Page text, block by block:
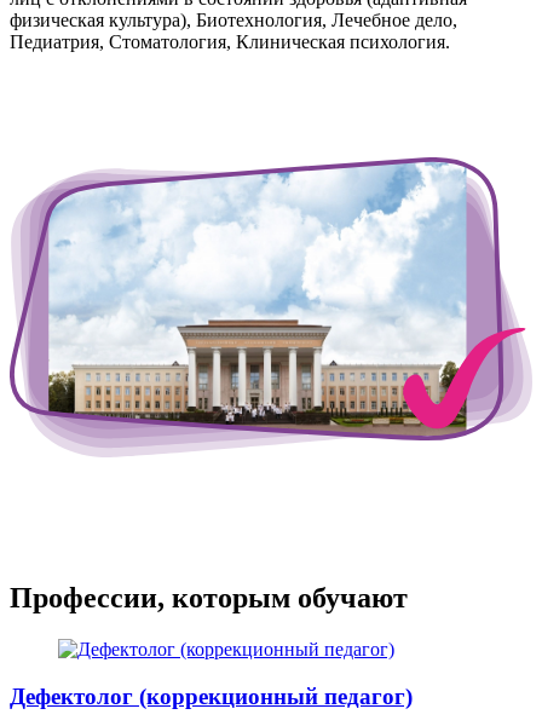
физическая культура), Биотехнология, Лечебное дело,
Педиатрия, Стоматология, Клиническая психология.
Профессии, которым обучают
Дефектолог (коррекционный педагог)